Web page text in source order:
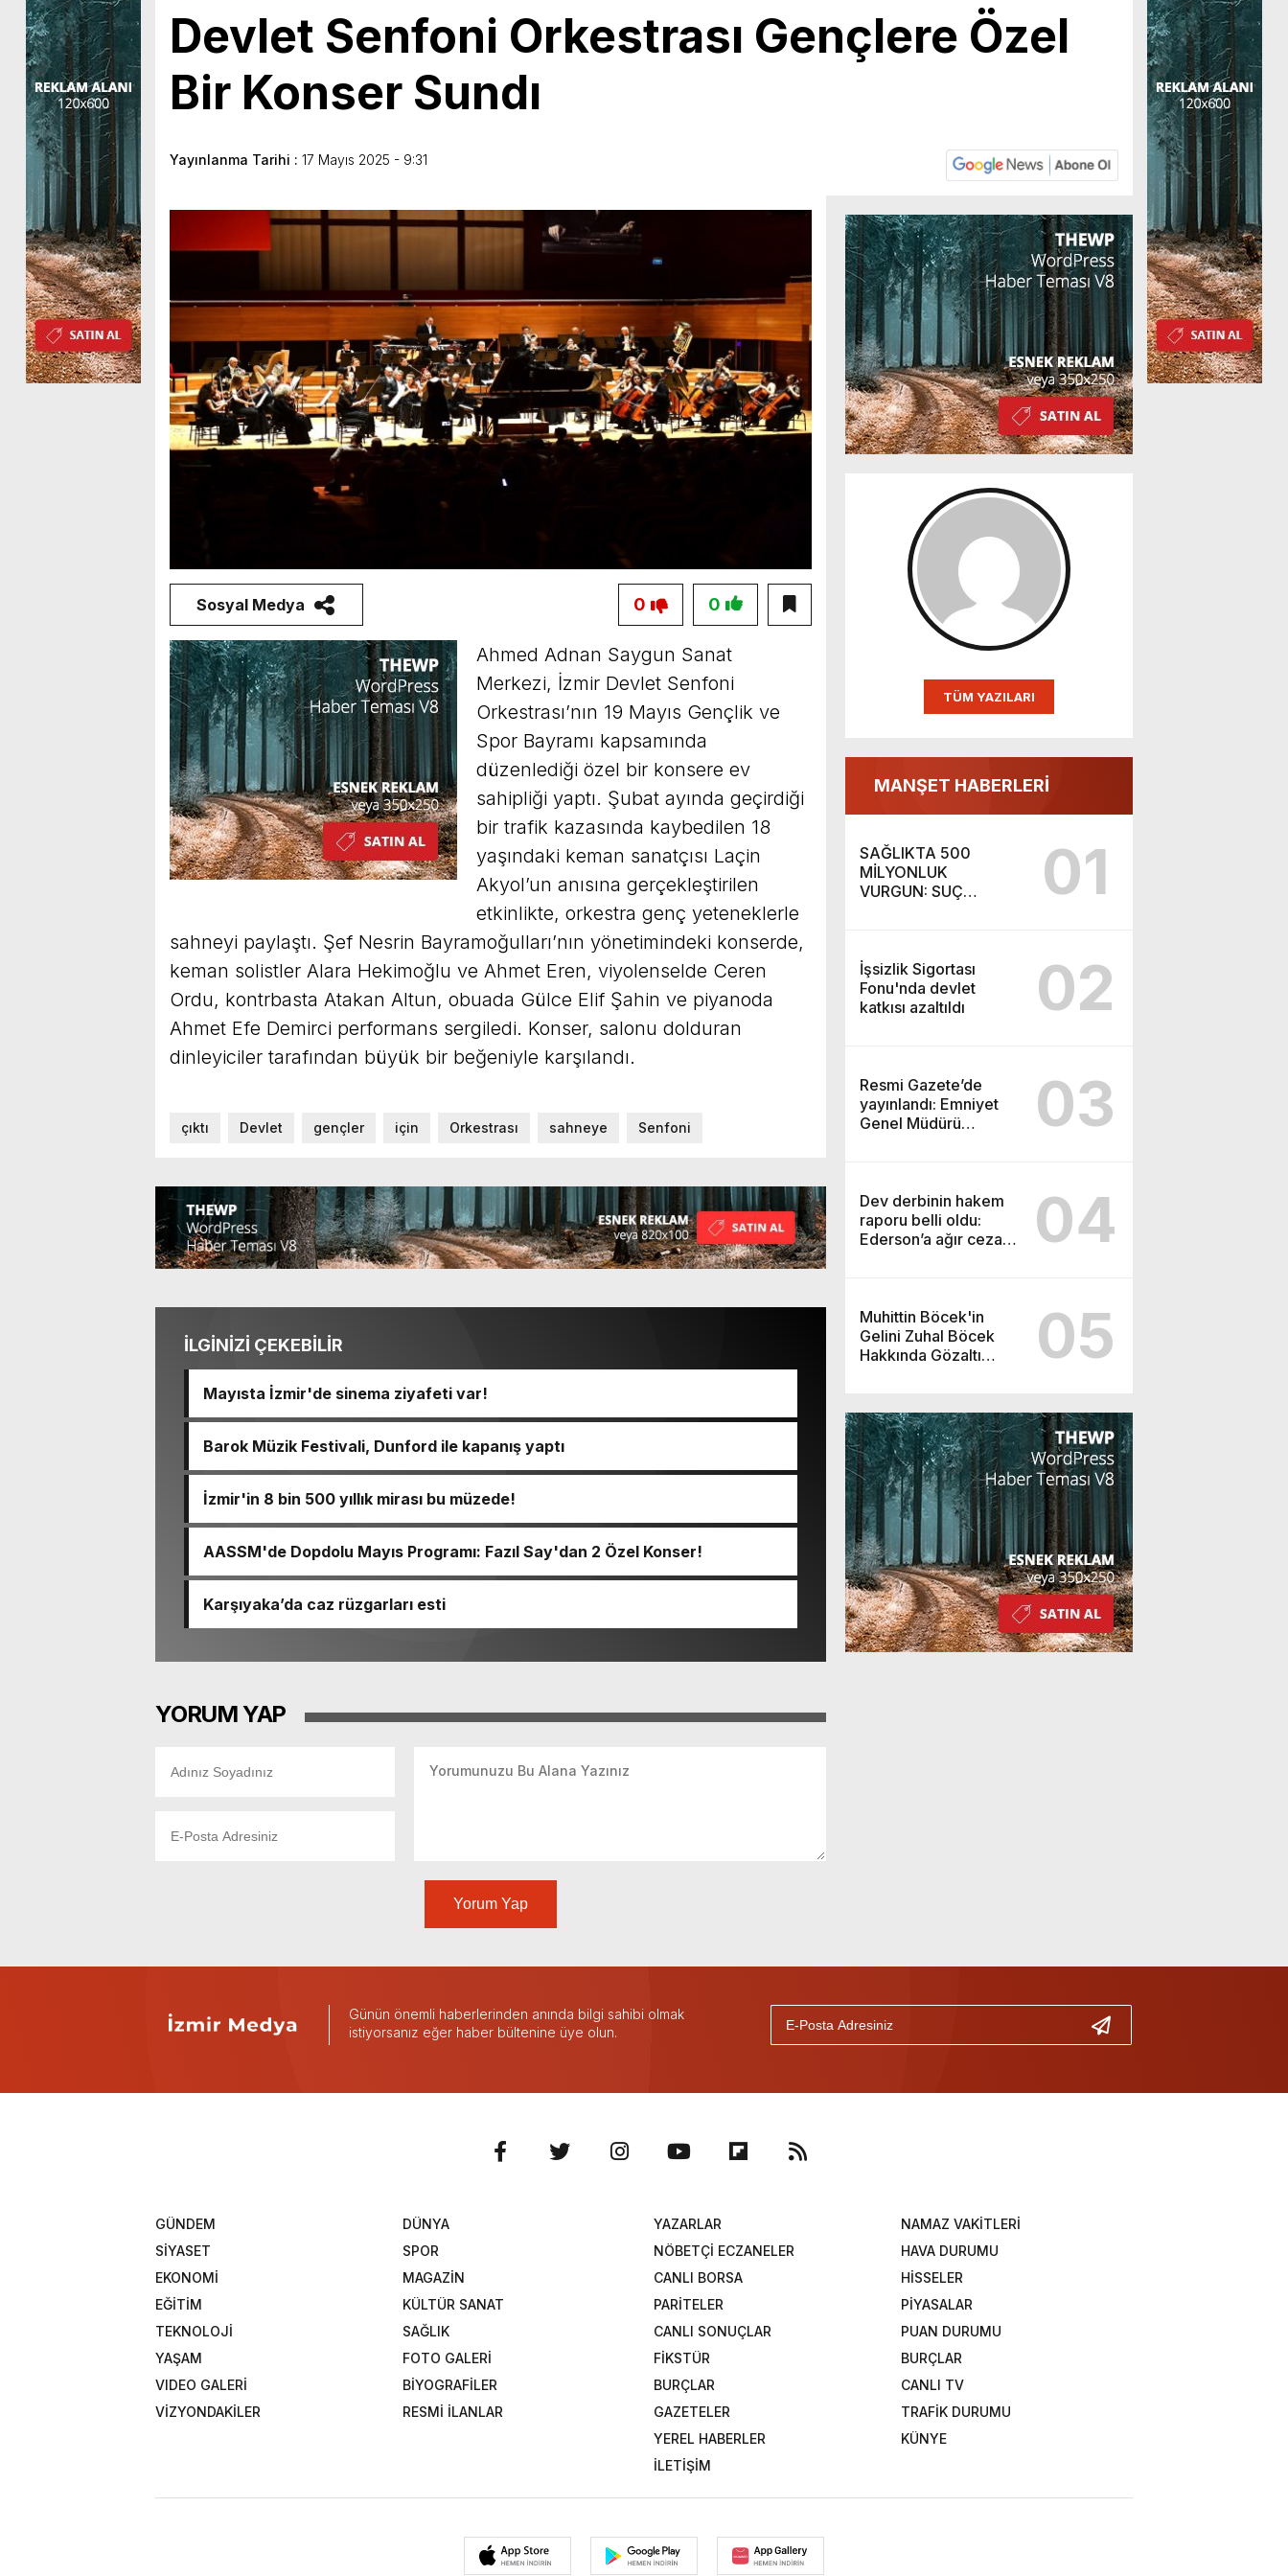
Devlet Senfoni Orkestrası Gençlere Özel
Bir Konser Sundı
Yayınlanma Tarihi : 17 Mayıs 2025 - 9:31
TÜM YAZILARI
MANŞET HABERLERİ
SAĞLIKTA 500
MİLYONLUK
VURGUN: SUÇ
01
İşsizlik Sigortası
Fonu'nda devlet
katkısı azaltıldı
02
Resmi Gazete’de
yayınlandı: Emniyet
Genel Müdürü
03
Dev derbinin hakem
raporu belli oldu:
Ederson’a ağır ceza
04
Muhittin Böcek'in
Gelini Zuhal Böcek
Hakkında Gözaltı
05
Sosyal Medya 0
0
Ahmed Adnan Saygun Sanat
Merkezi, İzmir Devlet Senfoni
Orkestrası’nın 19 Mayıs Gençlik ve
Spor Bayramı kapsamında
düzenlediği özel bir konsere ev
sahipliği yaptı. Şubat ayında geçirdiği
bir trafik kazasında kaybedilen 18
yaşındaki keman sanatçısı Laçin
Akyol’un anısına gerçekleştirilen
etkinlikte, orkestra genç yeteneklerle
sahneyi paylaştı. Şef Nesrin Bayramoğulları’nın yönetimindeki konserde,
keman solistler Alara Hekimoğlu ve Ahmet Eren, viyolenselde Ceren
Ordu, kontrbasta Atakan Altun, obuada Gülce Elif Şahin ve piyanoda
Ahmet Efe Demirci performans sergiledi. Konser, salonu dolduran
dinleyiciler tarafından büyük bir beğeniyle karşılandı.
çıktı Devlet gençler için Orkestrası sahneye Senfoni
İLGİNİZİ ÇEKEBİLİR
Mayısta İzmir'de sinema ziyafeti var!
Barok Müzik Festivali, Dunford ile kapanış yaptı
İzmir'in 8 bin 500 yıllık mirası bu müzede!
AASSM'de Dopdolu Mayıs Programı: Fazıl Say'dan 2 Özel Konser!
Karşıyaka’da caz rüzgarları esti
YORUM YAP
Yorum Yap
Günün önemli haberlerinden anında bilgi sahibi olmak
istiyorsanız eğer haber bültenine üye olun.
GÜNDEM
DÜNYA
SİYASET
SPOR
EKONOMİ
MAGAZİN
EĞİTİM
KÜLTÜR SANAT
TEKNOLOJİ
SAĞLIK
YAŞAM
FOTO GALERİ
VIDEO GALERİ
BİYOGRAFİLER
VİZYONDAKİLER
RESMİ İLANLAR
YAZARLAR
NAMAZ VAKİTLERİ
NÖBETÇİ ECZANELER
HAVA DURUMU
CANLI BORSA
HİSSELER
PARİTELER
PİYASALAR
CANLI SONUÇLAR
PUAN DURUMU
FİKSTÜR
BURÇLAR
BURÇLAR
CANLI TV
GAZETELER
TRAFİK DURUMU
YEREL HABERLER
KÜNYE
İLETİŞİM